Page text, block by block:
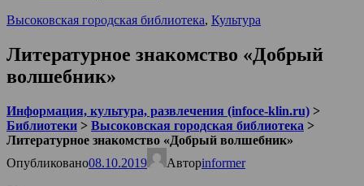
Высоковская городская библиотека, Культура
Литературное знакомство «Добрый
волшебник»
Информация, культура, развлечения (infoce-klin.ru) >
Библиотеки > Высоковская городская библиотека >
Литературное знакомство «Добрый волшебник»
Опубликовано08.10.2019 Авторinformer